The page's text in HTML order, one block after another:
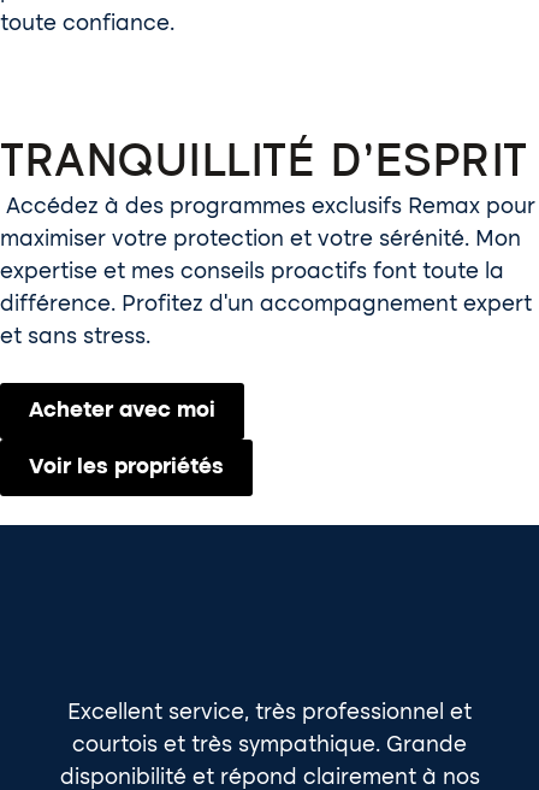
toute confiance.
TRANQUILLITÉ D’ESPRIT
Accédez à des programmes exclusifs Remax pour
maximiser votre protection et votre sérénité. Mon
expertise et mes conseils proactifs font toute la
différence. Profitez d’un accompagnement expert
et sans stress.
Acheter avec moi
Voir les propriétés
Excellent service, très professionnel et
courtois et très sympathique. Grande
disponibilité et répond clairement à nos